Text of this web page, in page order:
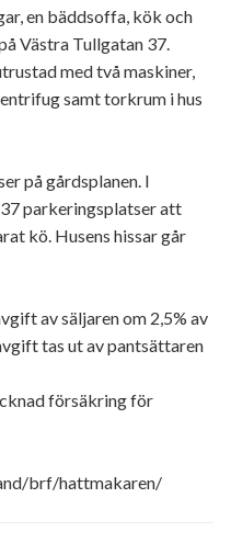
en bäddsoffa, kök och
Västra Tullgatan 37.
med två maskiner,
samt torkrum i hus
på gårdsplanen. I
parkeringsplatser att
kö. Husens hissar går
av säljaren om 2,5% av
tas ut av pantsättaren
försäkring för
brf/hattmakaren/